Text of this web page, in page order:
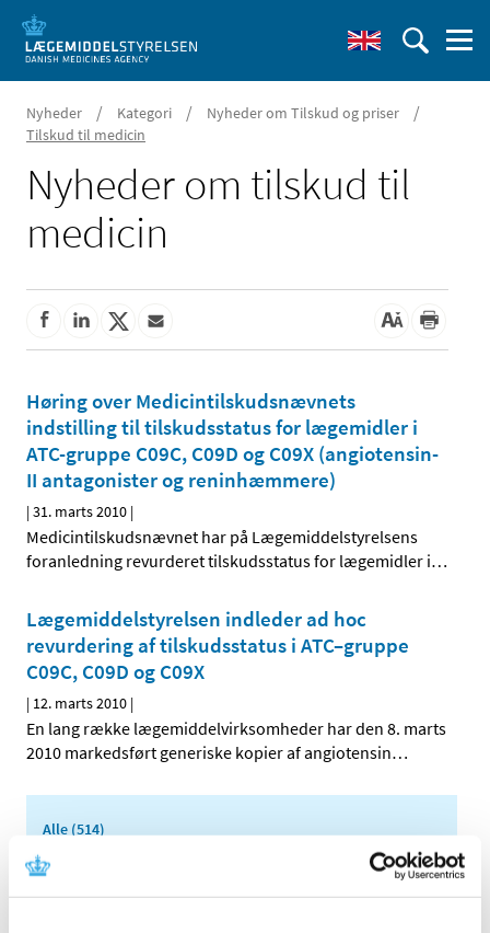
Nyheder / Kategori / Nyheder om Tilskud og priser /
Tilskud til medicin
Nyheder om tilskud til
medicin
Høring over Medicintilskudsnævnets
indstilling til tilskudsstatus for lægemidler i
ATC-gruppe C09C, C09D og C09X (angiotensin-
II antagonister og reninhæmmere)
|31. marts 2010 |
Medicintilskudsnævnet har på Lægemiddelstyrelsens
foranledning revurderet tilskudsstatus for lægemidler i…
Lægemiddelstyrelsen indleder ad hoc
revurdering af tilskudsstatus i ATC–gruppe
C09C, C09D og C09X
| 12. marts 2010 |
En lang række lægemiddelvirksomheder har den 8. marts
2010 markedsført generiske kopier af angiotensin…
Alle (514)
TID
2026 (22)